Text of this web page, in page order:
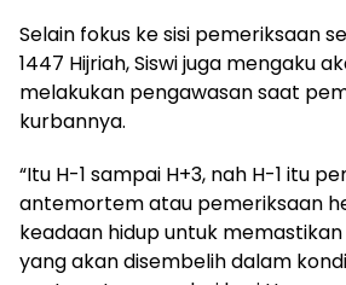
Selain fokus ke sisi pemeriksaan
1447 Hijriah, Siswi juga mengaku
melakukan pengawasan saat
kurbannya.
“Itu H-1 sampai H+3, nah H-1 itu
antemortem atau pemeriksaan
keadaan hidup untuk
yang akan disembelih dalam